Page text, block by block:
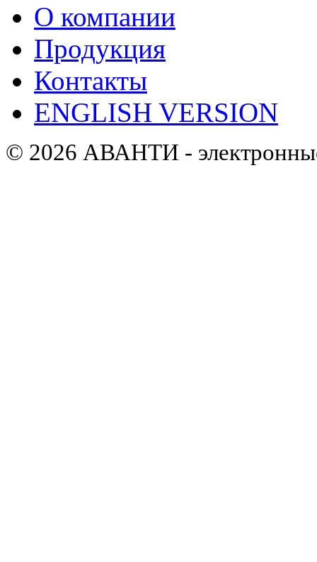
О компании
Продукция
Контакты
ENGLISH VERSION
© 2026 АВАНТИ -